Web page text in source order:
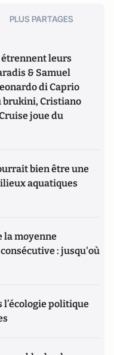
PLUS PARTAGES
étrennent leurs
& Samuel
di Caprio
brukini, Cristiano
joue du
bien être une
aquatiques
la moyenne
: jusqu'où
l’écologie politique